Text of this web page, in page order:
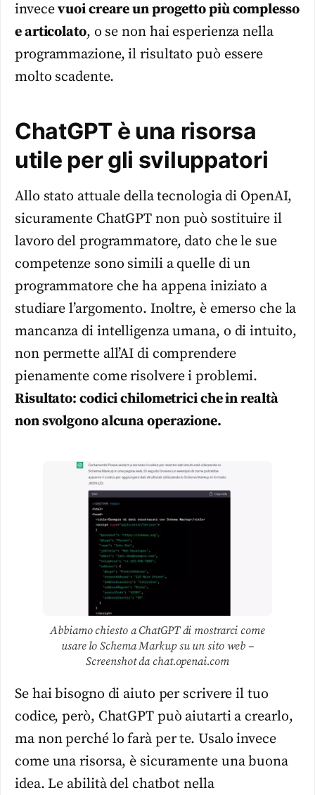
invecevuoi creare un progetto più complesso
e articolato, o se non hai esperienza nella
programmazione, il risultato può essere
molto scadente.
ChatGPT è una risorsa
utile per gli sviluppatori
Allo stato attuale della tecnologia di OpenAI,
sicuramente ChatGPT non può sostituire il
lavoro del programmatore, dato che le sue
competenze sono simili a quelle di un
programmatore che ha appena iniziato a
studiare l’argomento. Inoltre, è emerso che la
mancanza di intelligenza umana, o di intuito,
non permette all’AI di comprendere
pienamente come risolvere i problemi.
Risultato: codici chilometrici che in realtà
non svolgono alcuna operazione.
Abbiamo chiesto a ChatGPT di mostrarci come
usare lo Schema Markup su un sito web –
Screenshot da chat.openai.com
Se hai bisogno di aiuto per scrivere il tuo
codice, però, ChatGPT può aiutarti a crearlo,
ma non perché lo farà per te. Usalo invece
come una risorsa, è sicuramente una buona
idea. Le abilità del chatbot nella